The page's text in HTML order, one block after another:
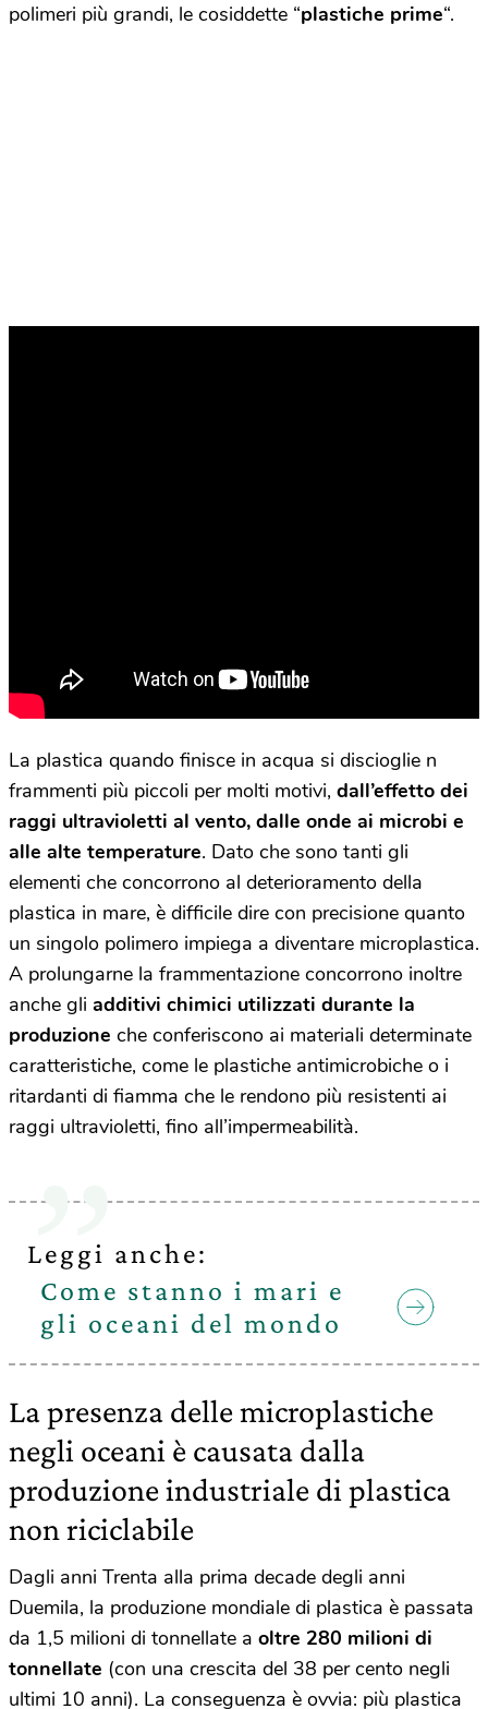
polimeri più grandi, le cosiddette “plastiche prime“.
La plastica quando finisce in acqua si discioglie n
frammenti più piccoli per molti motivi, dall’effetto dei
raggi ultravioletti al vento, dalle onde ai microbi e
alle alte temperature. Dato che sono tanti gli
elementi che concorrono al deterioramento della
plastica in mare, è difficile dire con precisione quanto
un singolo polimero impiega a diventare microplastica.
A prolungarne la frammentazione concorrono inoltre
anche gli additivi chimici utilizzati durante la
produzione che conferiscono ai materiali determinate
caratteristiche, come le plastiche antimicrobiche o i
ritardanti di fiamma che le rendono più resistenti ai
raggi ultravioletti, fino all’impermeabilità.
Leggi anche:
Come stanno i mari e
gli oceani del mondo
La presenza delle microplastiche
negli oceani è causata dalla
produzione industriale di plastica
non riciclabile
Dagli anni Trenta alla prima decade degli anni
Duemila, la produzione mondiale di plastica è passata
da 1,5 milioni di tonnellate a oltre 280 milioni di
tonnellate (con una crescita del 38 per cento negli
ultimi 10 anni). La conseguenza è ovvia: più plastica